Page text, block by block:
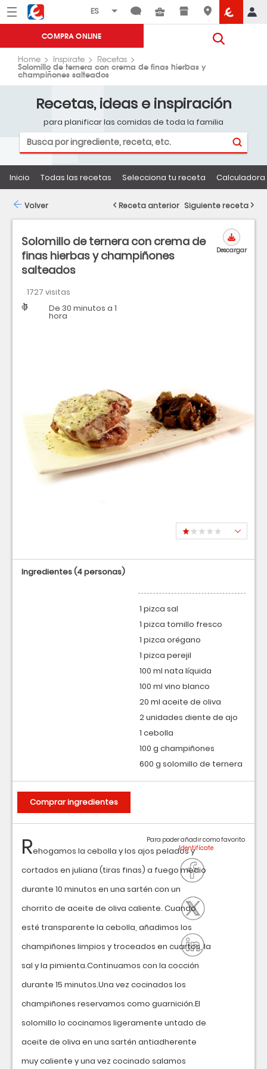
Menú Eroski
COMPRA ONLINE
Home Inspirate Recetas
Solomillo de ternera con crema de finas hierbas y
champiñones salteados
Recetas, ideas e inspiración
para planificar las comidas de toda la familia
Inicio Todas las recetas Selecciona tu receta
Solomillo de ternera con crema de
finas hierbas y champiñones
salteados
1727 visitas
Dificultad
Tiempo De 30 minutos a 1
hora
Descargar
Rehogamos la cebolla y los ajos pelados y
cortados en juliana (tiras finas) a fuego medio
durante 10 minutos en una sartén con un
chorrito de aceite de oliva caliente. Cuando
esté transparente la cebolla, añadimos los
champiñones limpios y troceados en cuartos, la
sal y la pimienta.Continuamos con la cocción
durante 15 minutos.Una vez cocinados los
champiñones reservamos como guarnición.El
solomillo lo cocinamos ligeramente untado de
aceite de oliva en una sartén antiadherente
muy caliente y una vez cocinado salamos
Para poder añadir como favorito
Ingredientes(4 personas)
1 pizca sal
1 pizca tomillo fresco
1 pizca orégano
1 pizca perejil
100 ml nata líquida
100 ml vino blanco
20 ml aceite de oliva
2 unidades diente de ajo
1 cebolla
100 g champiñones
600 g solomillo de ternera
Comprar ingredientes
Volver Receta anterior Siguiente receta